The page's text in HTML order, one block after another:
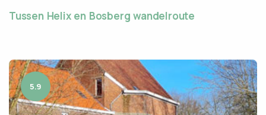
Tussen Helix en Bosberg wandelroute
5.9